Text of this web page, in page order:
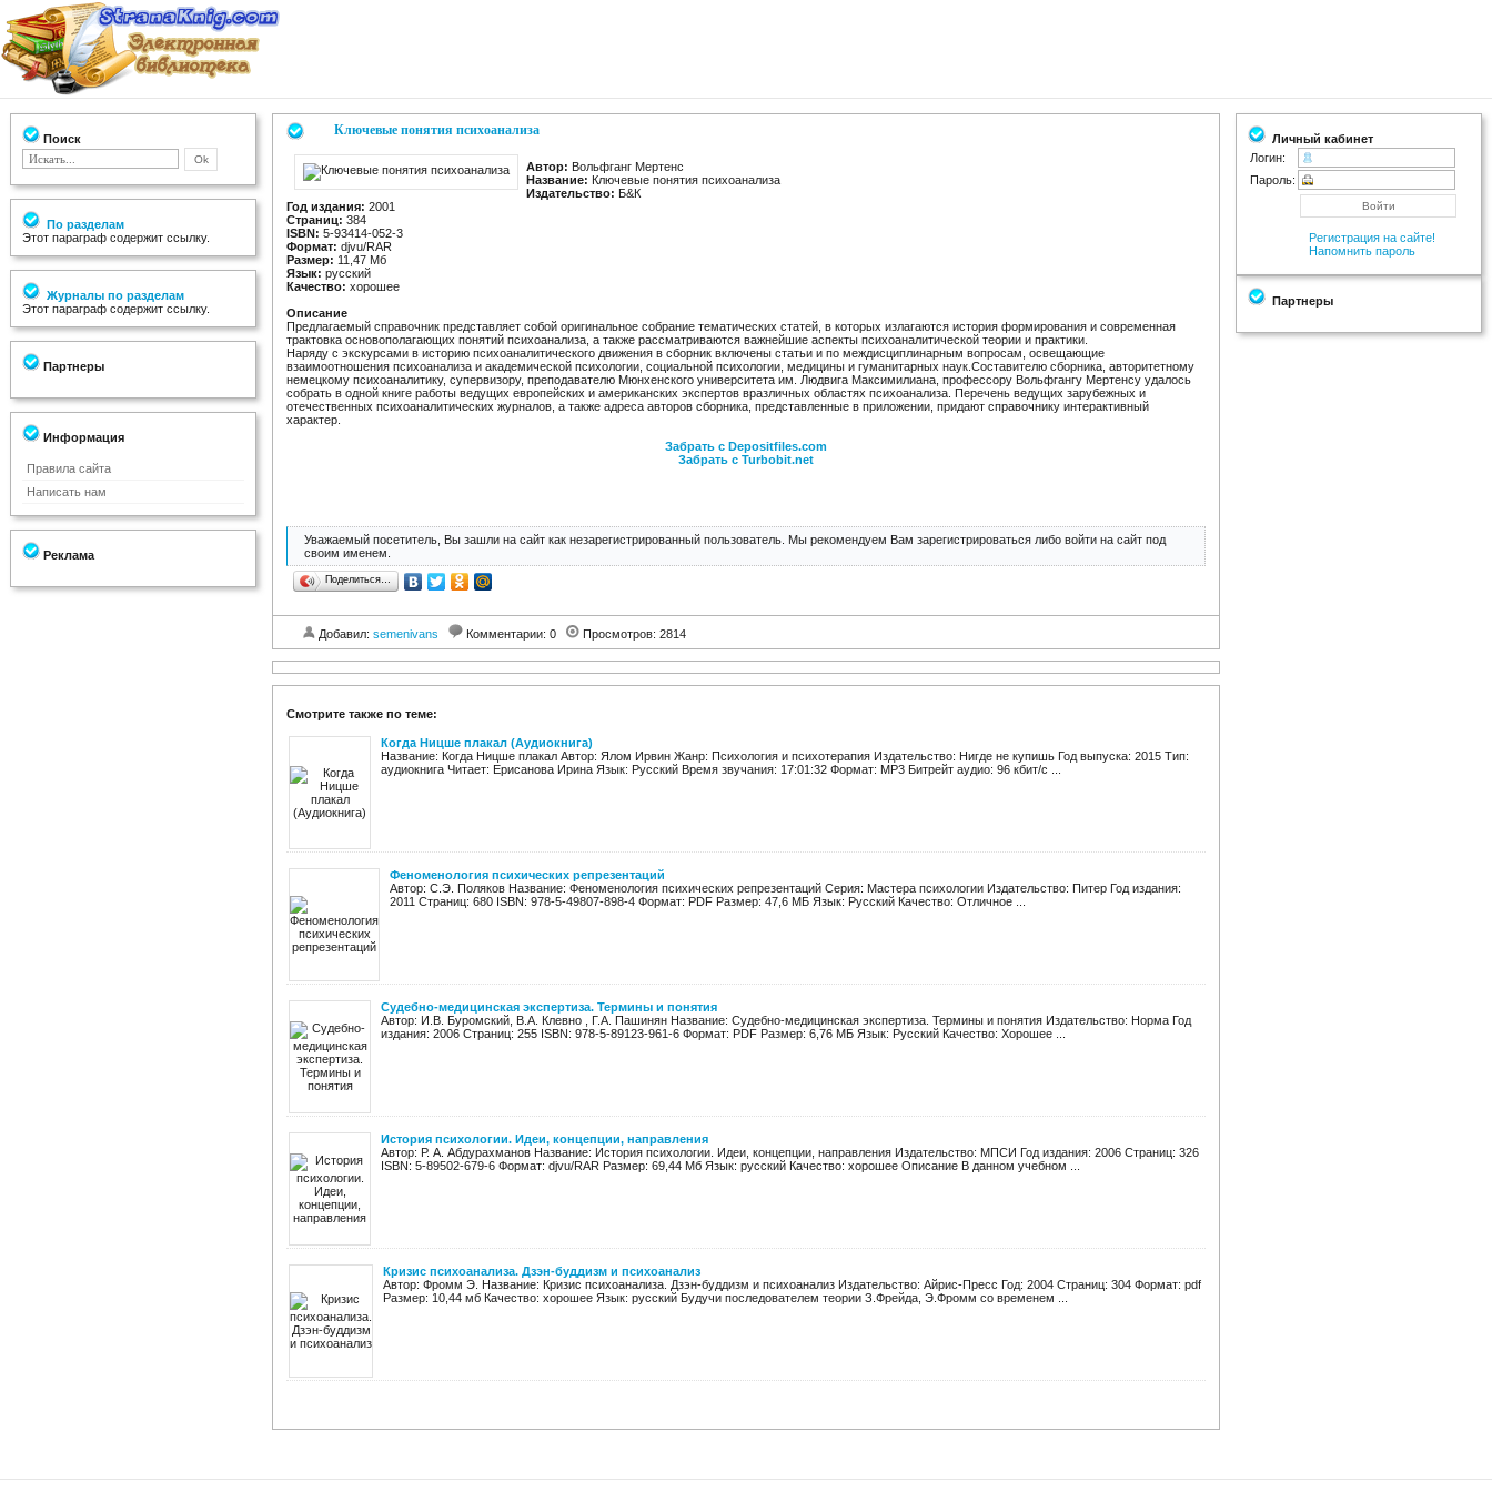
Поиск
По разделам
Этот параграф содержит ссылку.
Журналы по разделам
Этот параграф содержит ссылку.
Партнеры
Информация
Правила сайта
Написать нам
Реклама
Ключевые понятия психоанализа
Автор: Вольфганг Мертенс
Название: Ключевые понятия психоанализа
Издательство: Б&К
Год издания: 2001
Страниц: 384
ISBN: 5-93414-052-3
Формат: djvu/RAR
Размер: 11,47 Мб
Язык: русский
Качество: хорошее
Описание
Предлагаемый справочник представляет собой оригинальное собрание тематических статей, в которых излагаются история формирования и современная
трактовка основополагающих понятий психоанализа, а также рассматриваются важнейшие аспекты психоаналитической теории и практики.
Наряду с экскурсами в историю психоаналитического движения в сборник включены статьи и по междисциплинарным вопросам, освещающие
взаимоотношения психоанализа и академической психологии, социальной психологии, медицины и гуманитарных наук.Составителю сборника, авторитетному
немецкому психоаналитику, супервизору, преподавателю Мюнхенского университета им. Людвига Максимилиана, профессору Вольфгангу Мертенсу удалось
собрать в одной книге работы ведущих европейских и американских экспертов вразличных областях психоанализа. Перечень ведущих зарубежных и
отечественных психоаналитических журналов, а также адреса авторов сборника, представленные в приложении, придают справочнику интерактивный
характер.
Забрать с Depositfiles.com
Забрать с Turbobit.net
Уважаемый посетитель, Вы зашли на сайт как незарегистрированный пользователь. Мы рекомендуем Вам зарегистрироваться либо войти на сайт под
своим именем.
Поделиться…
Добавил: semenivans Комментарии: 0 Просмотров: 2814
Смотрите также по теме:
Когда Ницше плакал (Аудиокнига)
Название: Когда Ницше плакал Автор: Ялом Ирвин Жанр: Психология и психотерапия Издательство: Нигде не купишь Год выпуска: 2015 Тип:
аудиокнига Читает: Ерисанова Ирина Язык: Русский Время звучания: 17:01:32 Формат: MP3 Битрейт аудио: 96 кбит/c ...
Феноменология психических репрезентаций
Автор: С.Э. Поляков Название: Феноменология психических репрезентаций Серия: Мастера психологии Издательство: Питер Год издания:
2011 Страниц: 680 ISBN: 978-5-49807-898-4 Формат: PDF Размер: 47,6 МБ Язык: Русский Качество: Отличное ...
Cудебно-медицинская экспертиза. Термины и понятия
Автор: И.В. Буромский, В.А. Клевно , Г.А. Пашинян Название: Cудебно-медицинская экспертиза. Термины и понятия Издательство: Норма Год
издания: 2006 Страниц: 255 ISBN: 978-5-89123-961-6 Формат: PDF Размер: 6,76 МБ Язык: Русский Качество: Хорошее ...
История психологии. Идеи, концепции, направления
Автор: Р. А. Абдурахманов Название: История психологии. Идеи, концепции, направления Издательство: МПСИ Год издания: 2006 Страниц: 326
ISBN: 5-89502-679-6 Формат: djvu/RAR Размер: 69,44 Мб Язык: русский Качество: хорошее Описание В данном учебном ...
Кризис психоанализа. Дзэн-буддизм и психоанализ
Автор: Фромм Э. Название: Кризис психоанализа. Дзэн-буддизм и психоанализ Издательство: Айрис-Пресс Год: 2004 Страниц: 304 Формат: pdf
Размер: 10,44 мб Качество: хорошее Язык: русский Будучи последователем теории З.Фрейда, Э.Фромм со временем ...
Личный кабинет
Логин:
Пароль:
Регистрация на сайте!
Напомнить пароль
Партнеры